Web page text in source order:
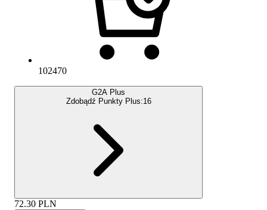
102470
G2A Plus
Zdobądź Punkty Plus:16
72.30 PLN